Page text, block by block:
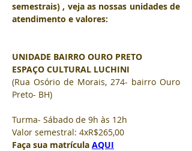
semestrais) , veja as nossas unidades de
atendimento e valores:
UNIDADE BAIRRO OURO PRETO
ESPAÇO CULTURAL LUCHINI
(Rua Osório de Morais, 274- bairro Ouro
Preto- BH)
Turma- Sábado de 9h às 12h
Valor semestral: 4xR$265,00
Faça sua matrícula AQUI